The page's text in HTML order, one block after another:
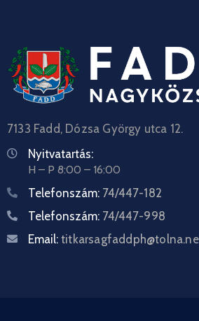
7133 Fadd, Dózsa György utca 12.
Nyitvatartás:
H – P 8:00 – 16:00
Telefonszám: 74/447-182
Telefonszám: 74/447-998
Email: